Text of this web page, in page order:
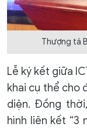
Thượng tá
Lễ ký kết giữa
khai cụ thể cho
diện. Đồng
hình liên kết “3